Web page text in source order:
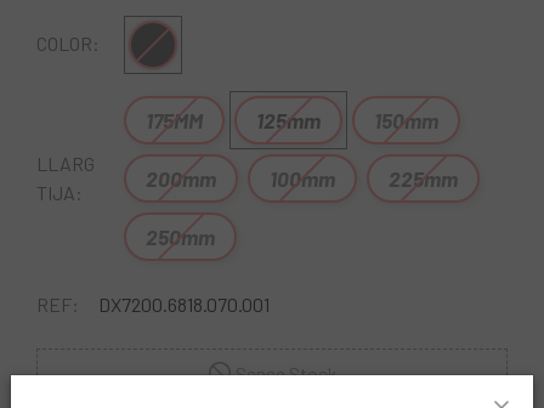
COLOR: Negre
LLARG
TIJA:
175MM 125mm 150mm
200mm 100mm 225mm
250mm
REF: DX7200.6818.070.001
Sense Stock